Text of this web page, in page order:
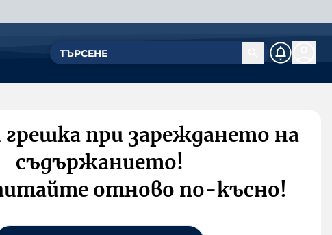
при зареждането на
съдържанието!
отново по-късно!